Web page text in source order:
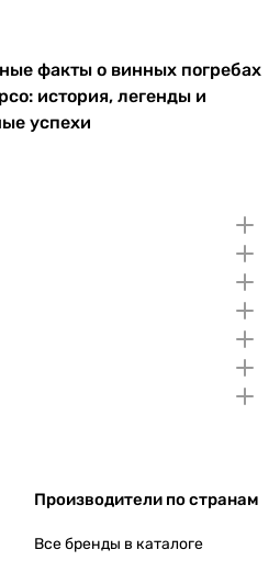
факты о винных погребах
история, легенды и
успехи
Производители по странам
Все бренды в каталоге